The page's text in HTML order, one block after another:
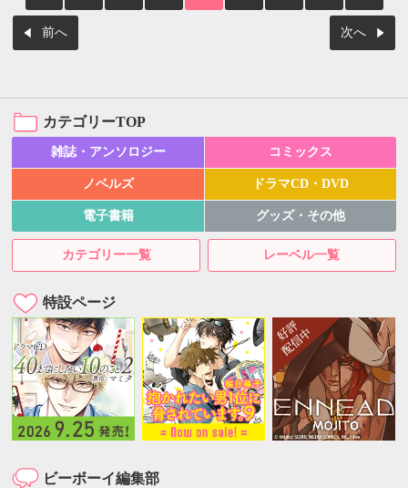
前へ 次へ
カテゴリーTOP
雑誌・アンソロジー コミックス
ノベルズ ドラマCD・DVD
電子書籍 グッズ・その他
カテゴリー一覧 レーベル一覧
特設ページ
ビーボーイ編集部